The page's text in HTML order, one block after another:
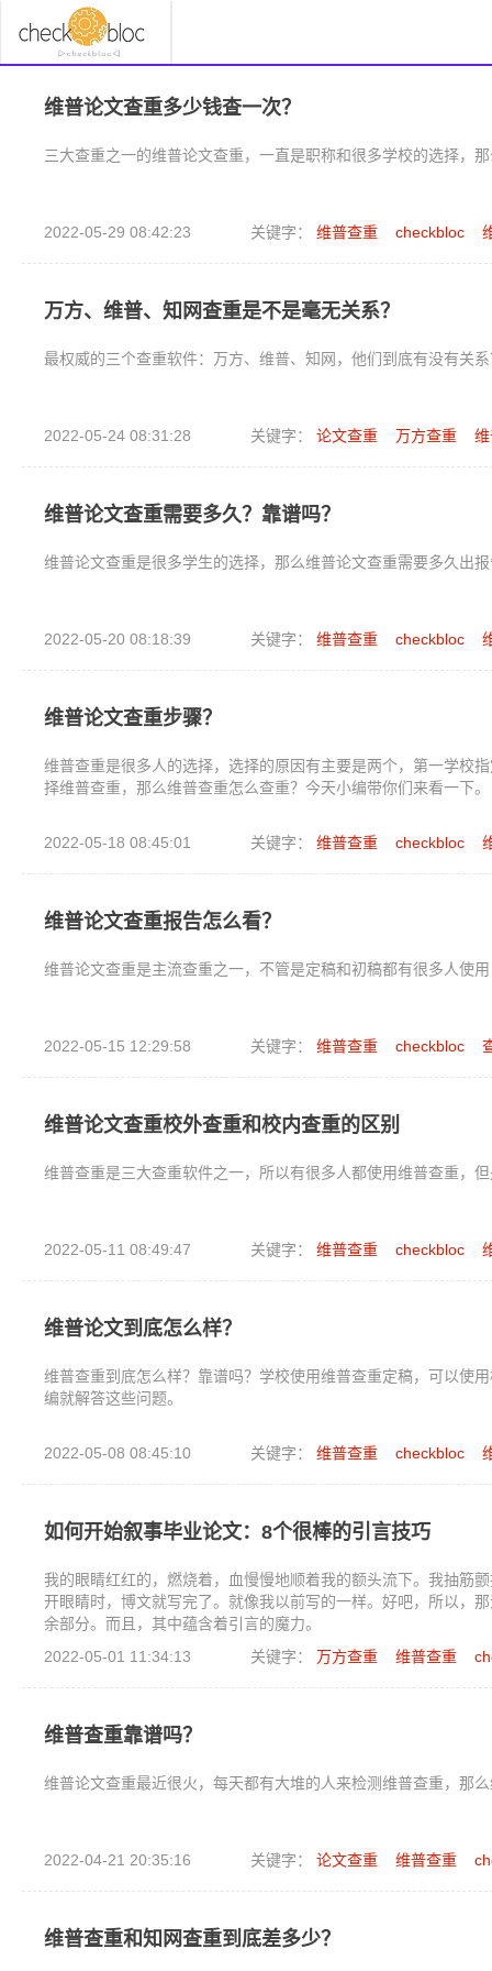
维普论文查重多少钱查一次？
三大查重之一的维普论文查重，一直是职称和很多学校的选择，
2022-05-29 08:42:23 关键字： 维普查重 checkbloc
万方、维普、知网查重是不是毫无关系？
最权威的三个查重软件：万方、维普、知网，他们到底有没有关
2022-05-24 08:31:28 关键字： 论文查重 万方查重
维普论文查重需要多久？靠谱吗？
维普论文查重是很多学生的选择，那么维普论文查重需要多久出
2022-05-20 08:18:39 关键字： 维普查重 checkbloc
维普论文查重步骤？
维普查重是很多人的选择，选择的原因有主要是两个，第一学校
择维普查重，那么维普查重怎么查重？今天小编带你们来看一下。
2022-05-18 08:45:01 关键字： 维普查重 checkbloc
维普论文查重报告怎么看？
维普论文查重是主流查重之一，不管是定稿和初稿都有很多人使
2022-05-15 12:29:58 关键字： 维普查重 checkbloc
维普论文查重校外查重和校内查重的区别
维普查重是三大查重软件之一，所以有很多人都使用维普查重，
2022-05-11 08:49:47 关键字： 维普查重 checkbloc
维普论文到底怎么样？
维普查重到底怎么样？靠谱吗？学校使用维普查重定稿，可以使
编就解答这些问题。
2022-05-08 08:45:10 关键字： 维普查重 checkbloc
如何开始叙事毕业论文：8个很棒的引言技巧
我的眼睛红红的，燃烧着，血慢慢地顺着我的额头流下。我抽筋
开眼睛时，博文就写完了。就像我以前写的一样。好吧，所以，
余部分。而且，其中蕴含着引言的魔力。
2022-05-01 11:34:13
关键字： 万方查重 维普查重
维普查重靠谱吗？
维普论文查重最近很火，每天都有大堆的人来检测维普查重，那
2022-04-21 20:35:16 关键字： 论文查重 维普查重
维普查重和知网查重到底差多少？